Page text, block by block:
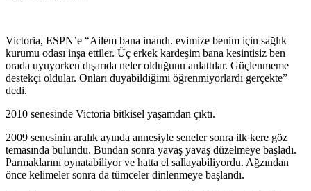
Victoria, ESPN’e “Ailem bana inandı. evimize benim için sağlık
kurumu odası inşa ettiler. Üç erkek kardeşim bana kesintisiz ben
orada uyuyorken dışarıda neler olduğunu anlattılar. Güçlenmeme
destekçi oldular. Onları duyabildiğimi öğrenmiyorlardı gerçekte”
dedi.
2010 senesinde Victoria bitkisel yaşamdan çıktı.
2009 senesinin aralık ayında annesiyle seneler sonra ilk kere göz
temasında bulundu. Bundan sonra yavaş yavaş düzelmeye başladı.
Parmaklarını oynatabiliyor ve hatta el sallayabiliyordu. Ağzından
önce kelimeler sonra da tümceler dinlenmeye başlandı.